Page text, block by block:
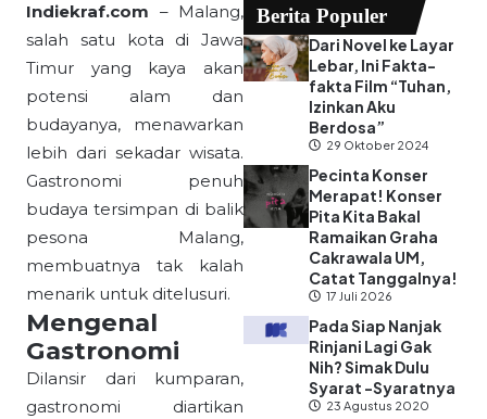
Indiekraf.com – Malang,
salah satu kota di Jawa
Timur yang kaya akan
potensi alam dan
budayanya, menawarkan
lebih dari sekadar wisata.
Gastronomi penuh
budaya tersimpan di balik
pesona Malang,
membuatnya tak kalah
menarik untuk ditelusuri.
Mengenal
Gastronomi
Dilansir dari kumparan,
gastronomi diartikan
Berita Populer
Dari Novel ke Layar
Lebar, Ini Fakta-
fakta Film “Tuhan,
Izinkan Aku
Berdosa”
29 Oktober 2024
Pecinta Konser
Merapat! Konser
Pita Kita Bakal
Ramaikan Graha
Cakrawala UM,
Catat Tanggalnya!
17 Juli 2026
Pada Siap Nanjak
Rinjani Lagi Gak
Nih? Simak Dulu
Syarat -Syaratnya
23 Agustus 2020